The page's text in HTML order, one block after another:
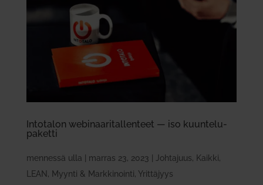
Into­talon webi­naa­ri­tal­lenteet — iso kuun­te­lu­
pa­ketti
mennessä ulla marras 23, 2023 Johtajuus, Kaikki,
LEAN , Myynti & Markkinointi, Yrittäjyys